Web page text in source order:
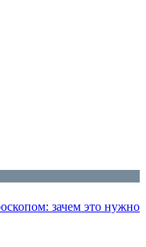
зачем это нужно